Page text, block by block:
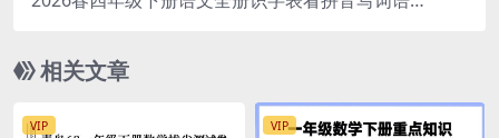
相关文章
VIP VIP